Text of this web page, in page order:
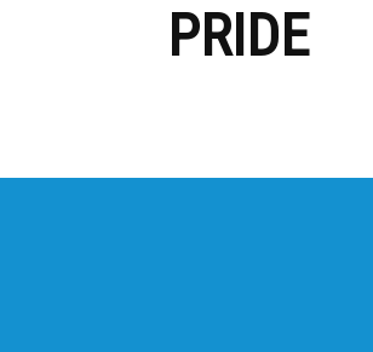
PRIDE